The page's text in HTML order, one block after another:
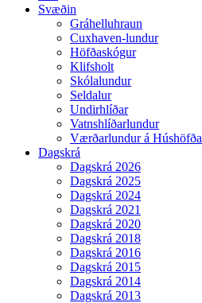
Svæðin
Gráhelluhraun
Cuxhaven-lundur
Höfðaskógur
Klifsholt
Skólalundur
Seldalur
Undirhlíðar
Vatnshlíðarlundur
Værðarlundur á Húshöfða
Dagskrá
Dagskrá 2026
Dagskrá 2025
Dagskrá 2024
Dagskrá 2021
Dagskrá 2020
Dagskrá 2018
Dagskrá 2016
Dagskrá 2015
Dagskrá 2014
Dagskrá 2013